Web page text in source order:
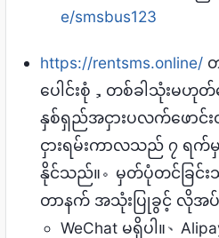
e/smsbus123
https://rentsms.online/
ပေါင်းစုံ，တစ်ခါသုံးမဟု
နှစ်ရှည်အငှားပလက်ဖောင်း
ငှားရမ်းကာလသည် ၇ ရက်
နိုင်သည်။。မှတ်ပုံတင်ခြင်
တာနက် အသုံးပြုခွင့် လိုအ
WeChat မရှိပါ။、